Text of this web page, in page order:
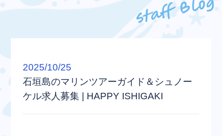
2025/10/25
石垣島のマリンツアーガイド＆シュノー
ケル求人募集 | HAPPY ISHIGAKI